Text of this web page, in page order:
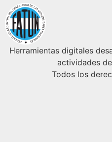
Herramientas digitales
actividades
Todos los